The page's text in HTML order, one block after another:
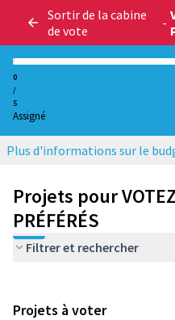
Sortir de la cabine
de vote
-
0
/
5
Assigné
Plus d'informations sur le
Projets pour
PRÉFÉRÉS
Filtrer et rechercher
Projets à voter